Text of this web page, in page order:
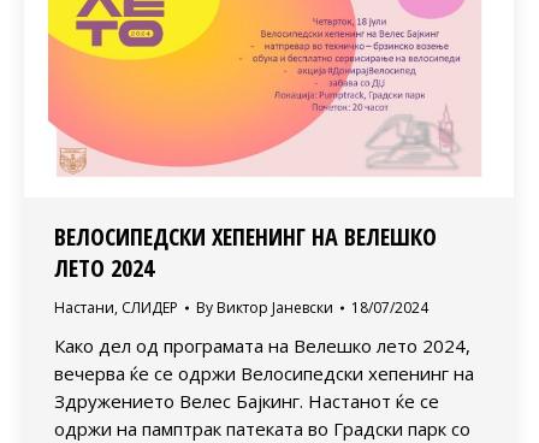
ВЕЛОСИПЕДСКИ ХЕПЕНИНГ НА ВЕЛЕШКО
ЛЕТО 2024
Настани, СЛИДЕР By Виктор Јаневски 18/07/2024
Како дел од програмата на Велешко лето 2024,
вечерва ќе се одржи Велосипедски хепенинг на
Здружението Велес Бајкинг. Настанот ќе се
одржи на памптрак патеката во Градски парк со